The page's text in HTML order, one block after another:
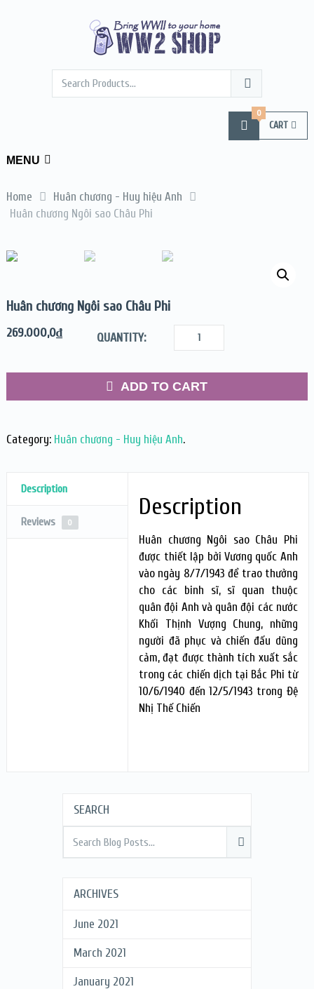
CART
0
MENU
Home
Huân chương - Huy hiệu Anh
Huân chương Ngôi sao Châu Phi
Huân chương Ngôi sao Châu Phi
269.000,0₫ QUANTITY:
ADD TO CART
Category: Huân chương - Huy hiệu Anh.
Description
Reviews 0
Description
Huân chương Ngôi sao Châu Phi
được thiết lập bởi Vương quốc Anh
vào ngày 8/7/1943 để trao thưởng
cho các binh sĩ, sĩ quan thuộc
quân đội Anh và quân đội các nước
Khối Thịnh Vượng Chung, những
người đã phục và chiến đấu dũng
cảm, đạt được thành tích xuất sắc
trong các chiến dịch tại Bắc Phi từ
10/6/1940 đến 12/5/1943 trong Đệ
Nhị Thế Chiến
SEARCH
ARCHIVES
June 2021
March 2021
January 2021